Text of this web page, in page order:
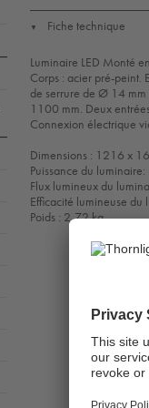
▼ Fiche technique
Luminaire LED Monté
Corps : acier pré-peint.
de serrure de Ø 14 mm
1100 mm. Deux
Connexion électrique
Dimensions : 1216 x
Puissance du
Flux lumineux du
Efficacité lumineuse
Poids : 2,72 kg